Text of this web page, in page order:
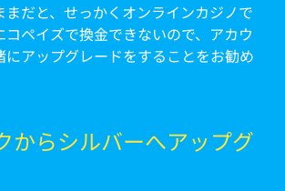
まだと、せっかくオンラインカジノで
ペイズで換金できないので、アカウ
にアップグレードをすることをお勧め
からシルバーへアップグ